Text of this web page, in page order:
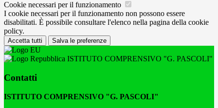
Cookie necessari per il funzionamento
I cookie necessari per il funzionamento non possono essere
disabilitati. È possibile consultare l'elenco nella pagina della cookie
policy.
Accetta tutti Salva le preferenze
ISTITUTO COMPRENSIVO "G. PASCOLI"
Contatti
ISTITUTO COMPRENSIVO "G. PASCOLI"